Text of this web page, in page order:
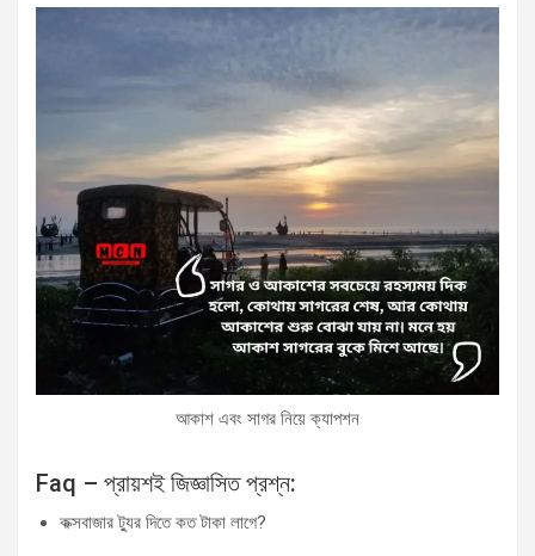
আকাশ এবং সাগর নিয়ে ক্যাপশন
Faq – প্রায়শই জিজ্ঞাসিত প্রশ্ন:
কক্সবাজার ট্যুর দিতে কত টাকা লাগে?